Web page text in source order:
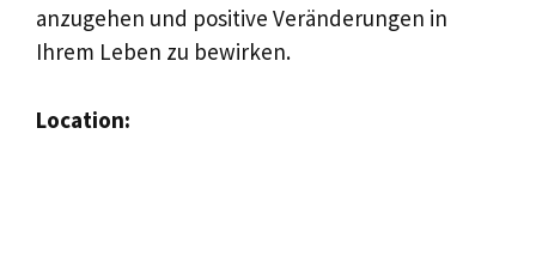
anzugehen und positive Veränderungen in
Ihrem Leben zu bewirken.
Location: